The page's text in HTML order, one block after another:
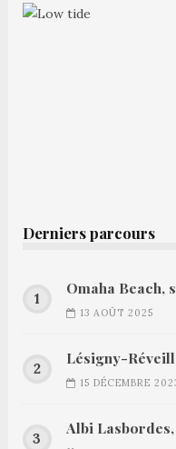
Derniers parcours
Omaha Beach,
13 AOÛT 2025
Lésigny-
15 DÉCEMBRE
Albi